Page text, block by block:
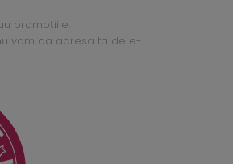
promoțiile.
vom da adresa ta de e-